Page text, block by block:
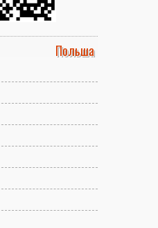
Польша